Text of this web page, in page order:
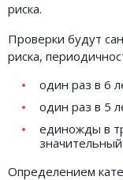
риска.
Проверки будут
риска,
один раз в 6
один раз в 5
единожды в
значительный
Определением
Земельное право
Медицинское
Налоговое
Семейное право